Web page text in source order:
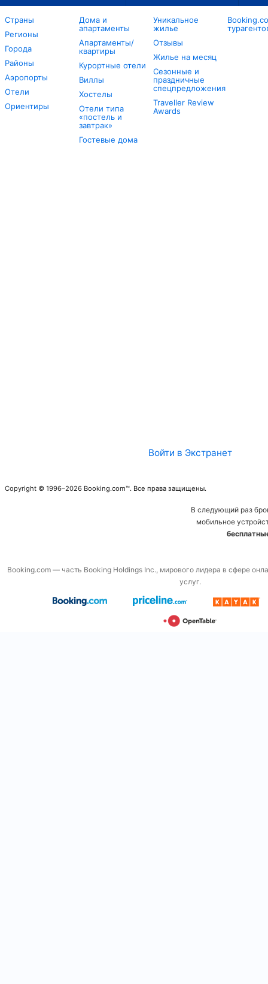
Страны
Регионы
Города
Районы
Аэропорты
Отели
Ориентиры
Дома и
апартаменты
Апартаменты/
квартиры
Курортные отели
Виллы
Хостелы
Отели типа
«постель и
завтрак»
Гостевые дома
Уникальное
жилье
Отзывы
Жилье на месяц
Сезонные и
праздничные
спецпредложения
Traveller Review
Awards
Войти в Экстранет
Copyright © 1996–2026 Booking.com™. Все права защищены.
В следующий раз
мобильное
Booking.com — часть Booking Holdings Inc., мирового лидера в сфере
услуг.